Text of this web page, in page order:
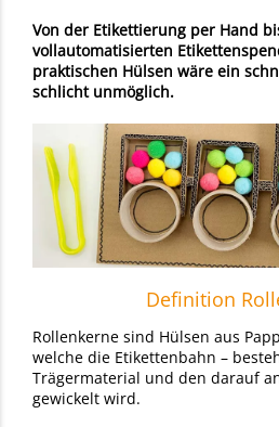
Von der Etikettierung per Hand
vollautomatisierten
praktischen Hülsen wäre ein
schlicht unmöglich.
Definition
Rollenkerne sind Hülsen aus
welche die Etikettenbahn –
Trägermaterial und den darauf
gewickelt wird.